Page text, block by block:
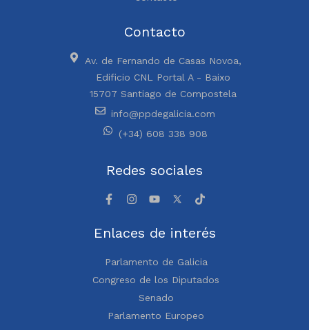
Contacto
Av. de Fernando de Casas Novoa,
Edificio CNL Portal A - Baixo
15707 Santiago de Compostela
info@ppdegalicia.com
(+34) 608 338 908
Redes sociales
Enlaces de interés
Parlamento de Galicia
Congreso de los Diputados
Senado
Parlamento Europeo